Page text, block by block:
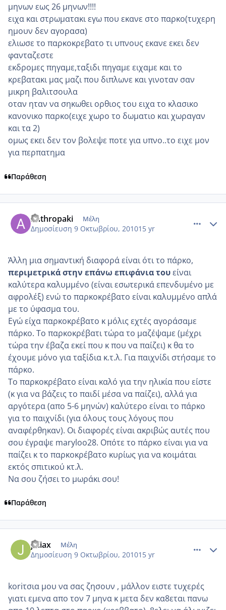
μηνων εως 26 μηνων!!!!
ειχα και στρωματακι εγω που εκανε στο παρκο(τυχερη
ημουν δεν αγορασα)
ελιωσε το παρκοκρεβατο τι υπνους εκανε εκει δεν
φανταζεστε
εκδρομες πηγαμε,ταξιδι πηγαμε ειχαμε και το
κρεβατακι μας μαζι που διπλωνε και γινοταν σαν
μικρη βαλιτσουλα
οταν ηταν να σηκωθει ορθιος του ειχα το κλασικο
κανονικο παρκο(ειχε χωρο το δωματιο και χωραγαν
και τα 2)
ομως εκει δεν τον βολεψε ποτε για υπνο..το ειχε μον
για περπατημα
Παράθεση
anthropaki Μέλη
Δημοσίευση 9 Οκτωβρίου, 201015 yr
Άλλη μια σημαντική διαφορά είναι ότι το πάρκο,
περιμετρικά στην επάνω επιφάνια τουείναι
καλύτερα καλυμμένο (είναι εσωτερικά επενδυμένο με
αφρολέξ) ενώ το παρκοκρέβατο είναι καλυμμένο απλά
με το ύφασμα του.
Εγώ είχα παρκοκρέβατο κ μόλις εχτές αγοράσαμε
πάρκο. Το παρκοκρέβατι τώρα το μαζέψαμε (μέχρι
τώρα την έβαζα εκεί που κ που να παίζει) κ θα το
έχουμε μόνο για ταξίδια κ.τ.λ. Για παιχνίδι στήσαμε το
πάρκο.
Το παρκοκρέβατο είναι καλό για την ηλικία που είστε
(κ για να βάζεις το παιδί μέσα να παίζει), αλλά για
αργότερα (απο 5-6 μηνών) καλύτερο είναι το πάρκο
για το παιχνίδι (για όλους τους λόγους που
αναφέρθηκαν). Οι διαφορές είναι ακριβώς αυτές που
σου έγραψε maryloo28. Οπότε το πάρκο είναι για να
παίζει κ το παρκοκρέβατο κυρίως για να κοιμάται
εκτός σπιτικού κτ.λ.
Να σου ζήσει το μωράκι σου!
Παράθεση
juliax Μέλη
Δημοσίευση 9 Οκτωβρίου, 201015 yr
koriτσια μου να σας ζησουν , μάλλον ειστε τυχερές
γιατι εμενα απο τον 7 μηνα κ μετα δεν κα8εται πανω